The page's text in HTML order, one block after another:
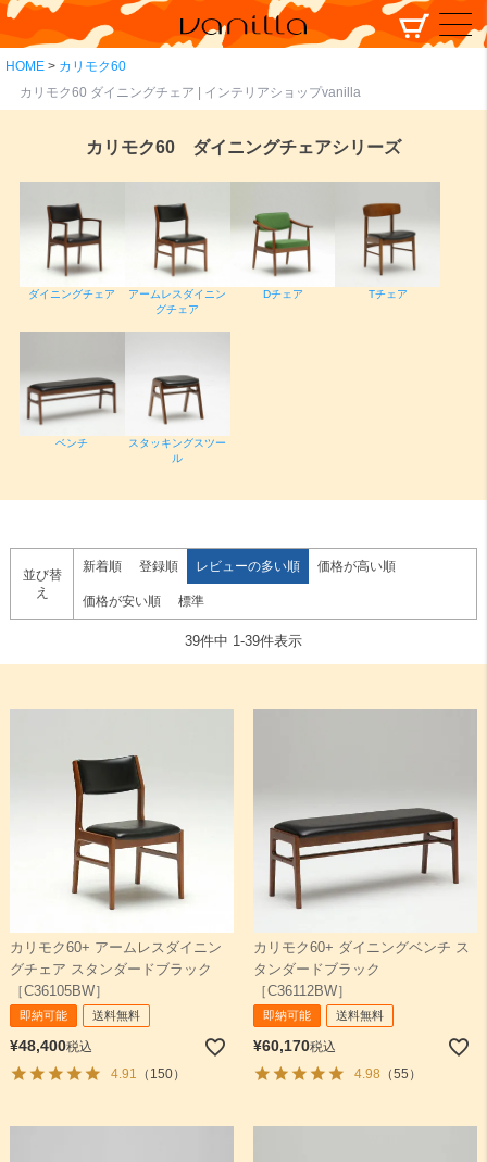
HOME
カリモク60
カリモク60 ダイニングチェア | インテリアショップvanilla
検索
カリモク60 ダイニングチェアシリーズ
ダイニングチェア
アームレスダイニン
グチェア
Dチェア Tチェア
ベンチ
スタッキングスツー
ル
並び替
え
新着順 登録順 レビューの多い順 価格が高い順
価格が安い順 標準
39件中 1-39件表示
カリモク60+ アームレスダイニン
グチェア スタンダードブラック
［C36105BW］
即納可能 送料無料
¥48,400税込
4.91 （150）
カリモク60+ ダイニングベンチ ス
タンダードブラック
［C36112BW］
即納可能 送料無料
¥60,170税込
4.98 （55）